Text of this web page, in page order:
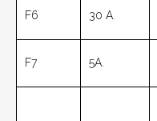
F6 30 A.
F7 5A.